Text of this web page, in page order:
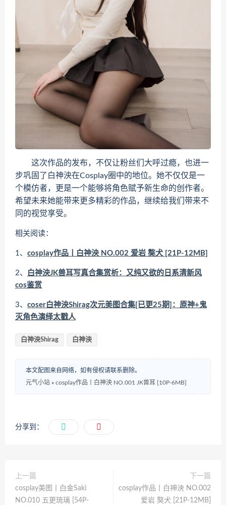
这次作品的发布，不仅让粉丝们大呼过瘾，也进一
步巩固了白神泱在Cosplay圈中的地位。她不仅仅是一
个模仿者，更是一个能够将角色赋予新生命的创作者。
希望未来她能带来更多精彩的作品，继续给我们带来不
同的视觉享受。
相关阅读：
1、 cosplay作品丨白神泱 NO.002 爱岩 獒犬 [21P-12MB]
2、
白神泱JK兽耳写真合集赏析：又纯又欲的日系清新风
cos鉴赏
3、 coser白神泱Shirag次元美图合集[已更25期]：原神+鬼
灭角色演绎太戳人
白神泱Shirag 白神泱
本文配图来自网络，如有侵权请联系删除。
元气小站 » cosplay作品丨白神泱 NO.001 JK兽耳 [10P-6MB]
分享到：
上一篇
cosplay美图丨白金Saki
NO.010 五更琉璃 [54P-
下一篇
cosplay作品丨白神泱 NO.002
爱岩 獒犬 [21P-12MB]